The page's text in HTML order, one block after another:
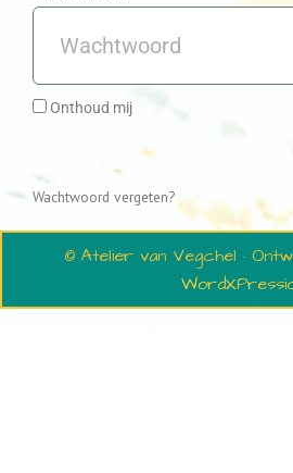
Onthoud mij
Wachtwoord vergeten?
© Atelier van Vegchel ·